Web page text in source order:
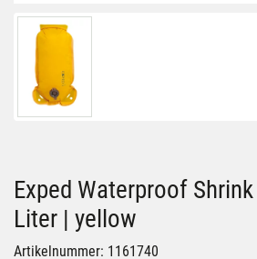
Exped Waterproof
Liter | yellow
Artikelnummer: 1161740